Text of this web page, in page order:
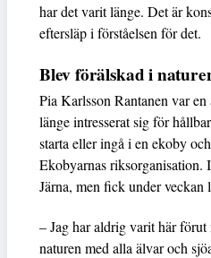
har det varit länge. Det är
eftersläp i förståelsen för det.
Blev förälskad i
Pia Karlsson Rantanen var
länge intresserat sig för
starta eller ingå i en ekoby
Ekobyarnas riksorganisation.
Järna, men fick under
– Jag har aldrig varit här
naturen med alla älvar och